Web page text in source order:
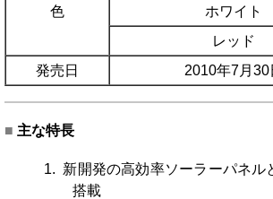
色
ホワイト
レッド
発売日
2010年7月30
■ 主な特長
1. 新開発の高効率ソーラーパネル
搭載